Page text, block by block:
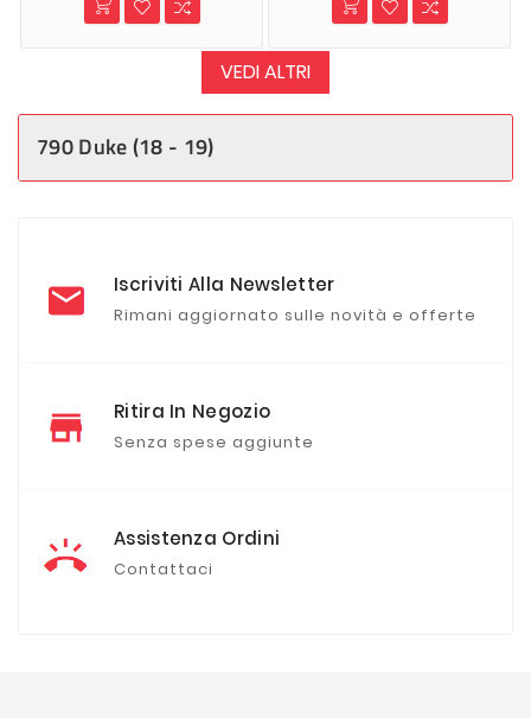
VEDI ALTRI
790 Duke (18 - 19)
Iscriviti Alla Newsletter
Rimani aggiornato sulle novità e offerte
Ritira In Negozio
Senza spese aggiunte
Assistenza Ordini
Contattaci